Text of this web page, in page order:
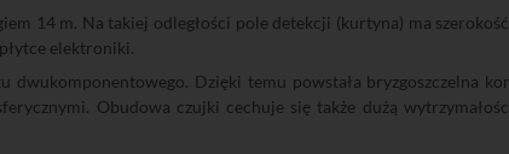
14 m. Na takiej odległości pole detekcji (kurtyna) ma szerokość
elektroniki.
Dzięki temu powstała bryzgoszczelna
Obudowa czujki cechuje się także dużą